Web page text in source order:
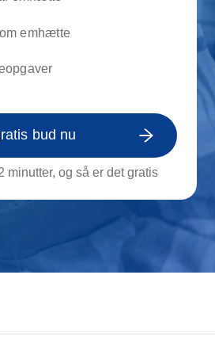
genstande
emhætte
bud nu
minutter, og så er det gratis